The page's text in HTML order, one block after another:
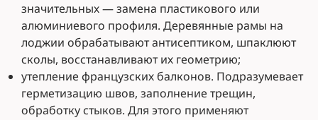
значительных — замена пластикового или
алюминиевого профиля. Деревянные рамы на
лоджии обрабатывают антисептиком, шпаклюют
сколы, восстанавливают их геометрию;
утепление французских балконов. Подразумевает
герметизацию швов, заполнение трещин,
обработку стыков. Для этого применяют